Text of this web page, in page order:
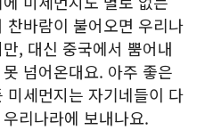
찬바람이 불어오면 우리나
, 대신 중국에서 뿜어내
넘어온대요. 아주 좋은
미세먼지는 자기네들이 다
리나라에 보내나요.